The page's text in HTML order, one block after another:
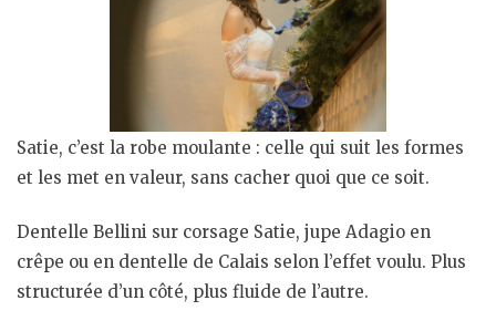
Satie, c’est la robe moulante : celle qui suit les formes
et les met en valeur, sans cacher quoi que ce soit.
Dentelle Bellini sur corsage Satie, jupe Adagio en
crêpe ou en dentelle de Calais selon l’effet voulu. Plus
structurée d’un côté, plus fluide de l’autre.